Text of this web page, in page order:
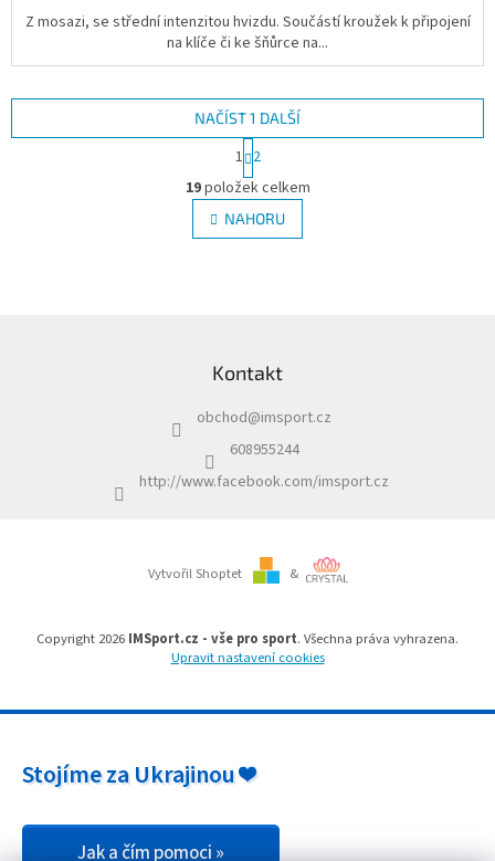
Z mosazi, se střední intenzitou hvizdu. Součástí kroužek k připojení
na klíče či ke šňůrce na...
O
v
l
á
r
v
k
y
v
ý
p
NAČÍST 1 DALŠÍ
S
t
r
á
n
k
1 2
19položek celkem
NAHORU
Kontakt
obchod@imsport.cz
608955244
http://www.facebook.com/imsport.cz
Vytvořil Shoptet &
Copyright 2026 IMSport.cz - vše pro sport. Všechna práva vyhrazena.
Upravit nastavení cookies
Stojíme za Ukrajinou ❤️
Jak a čím pomoci »